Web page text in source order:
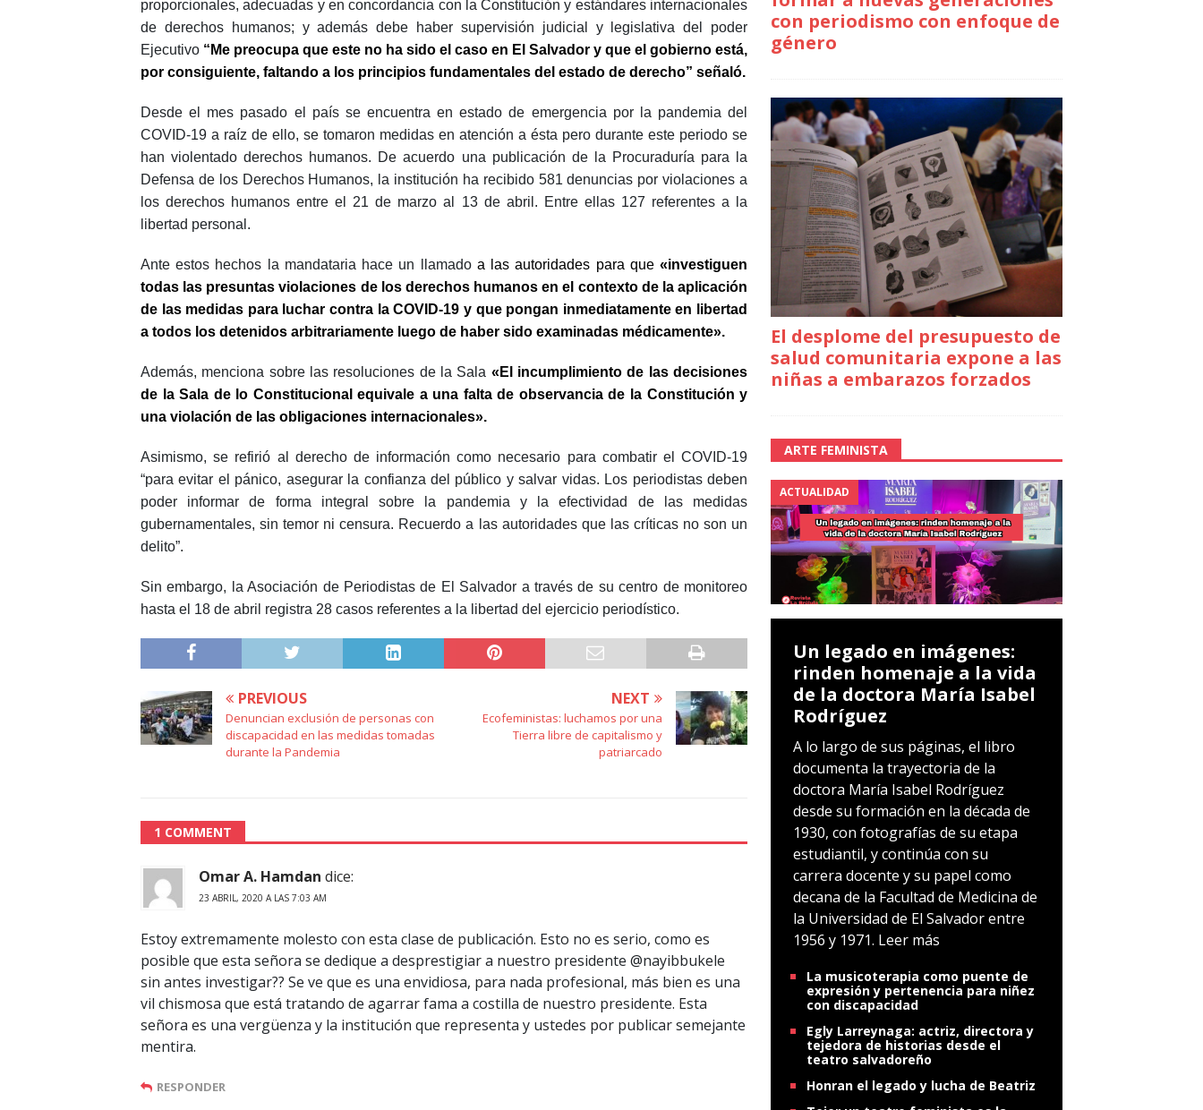
proporcionales, adecuadas y en concordancia con la Constitución y estándares internacionales
de derechos humanos; y además debe haber supervisión judicial y legislativa del poder
Ejecutivo “Me preocupa que este no ha sido el caso en El Salvador y que el gobierno está,
por consiguiente, faltando a los principios fundamentales del estado de derecho” señaló.
Desde el mes pasado el país se encuentra en estado de emergencia por la pandemia del
COVID-19 a raíz de ello, se tomaron medidas en atención a ésta pero durante este periodo se
han violentado derechos humanos. De acuerdo una publicación de la Procuraduría para la
Defensa de los Derechos Humanos, la institución ha recibido 581 denuncias por violaciones a
los derechos humanos entre el 21 de marzo al 13 de abril. Entre ellas 127 referentes a la
libertad personal.
Ante estos hechos la mandataria hace un llamado a las autoridades para que«investiguen
todas las presuntas violaciones de los derechos humanos en el contexto de la aplicación
de las medidas para luchar contra la COVID-19 y que pongan inmediatamente en libertad
a todos los detenidos arbitrariamente luego de haber sido examinadas médicamente».
Además, menciona sobre las resoluciones de la Sala «El incumplimiento de las decisiones
de la Sala de lo Constitucional equivale a una falta de observancia de la Constitución y
una violación de las obligaciones internacionales».
Asimismo, se refirió al derecho de información como necesario para combatir el COVID-19
“para evitar el pánico, asegurar la confianza del público y salvar vidas. Los periodistas deben
poder informar de forma integral sobre la pandemia y la efectividad de las medidas
gubernamentales, sin temor ni censura. Recuerdo a las autoridades que las críticas no son un
delito”.
Sin embargo, la Asociación de Periodistas de El Salvador a través de su centro de monitoreo
hasta el 18 de abril registra 28 casos referentes a la libertad del ejercicio periodístico.
PREVIOUS
Denuncian exclusión de personas con
discapacidad en las medidas tomadas
durante la Pandemia
NEXT
Ecofeministas: luchamos por una
Tierra libre de capitalismo y
patriarcado
1 COMMENT
Omar A. Hamdan dice:
23 ABRIL, 2020 A LAS 7:03 AM
Estoy extremamente molesto con esta clase de publicación. Esto no es serio, como es
posible que esta señora se dedique a desprestigiar a nuestro presidente @nayibbukele
sin antes investigar?? Se ve que es una envidiosa, para nada profesional, más bien es una
vil chismosa que está tratando de agarrar fama a costilla de nuestro presidente. Esta
señora es una vergüenza y la institución que representa y ustedes por publicar semejante
mentira.
RESPONDER
con periodismo con enfoque de
género
El desplome del presupuesto de
salud comunitaria expone a las
niñas a embarazos forzados
ARTE FEMINISTA
ACTUALIDAD
Un legado en imágenes:
rinden homenaje a la vida
de la doctora María Isabel
Rodríguez
A lo largo de sus páginas, el libro
documenta la trayectoria de la
doctora María Isabel Rodríguez
desde su formación en la década de
1930, con fotografías de su etapa
estudiantil, y continúa con su
carrera docente y su papel como
decana de la Facultad de Medicina de
la Universidad de El Salvador entre
1956 y 1971. Leer más
La musicoterapia como puente de
expresión y pertenencia para niñez
con discapacidad
Egly Larreynaga: actriz, directora y
tejedora de historias desde el
teatro salvadoreño
Honran el legado y lucha de Beatriz